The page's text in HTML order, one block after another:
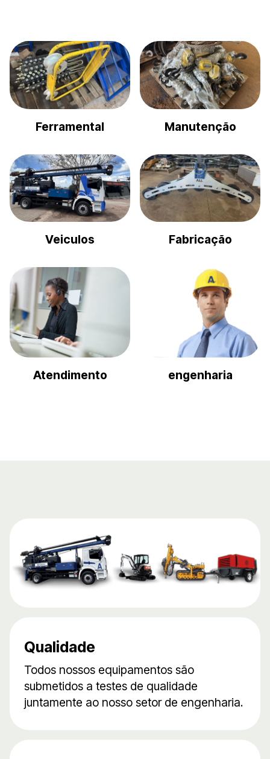
Ferramental Manutenção
Veiculos Fabricação
Atendimento engenharia
Qualidade
Todos nossos equipamentos são
submetidos a testes de qualidade
juntamente ao nosso setor de engenharia.